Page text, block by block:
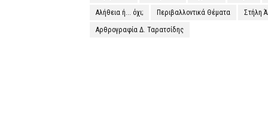
Αλήθεια ή... όχι; Περιβαλλοντικά Θέματα Στήλη
Αρθρογραφία Δ. Ταρατσίδης